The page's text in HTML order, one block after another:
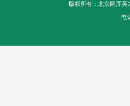
版权所有：北京网库
电